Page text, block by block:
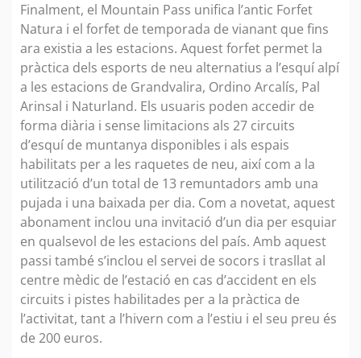
Finalment, el Mountain Pass unifica l’antic Forfet
Natura i el forfet de temporada de vianant que fins
ara existia a les estacions. Aquest forfet permet la
pràctica dels esports de neu alternatius a l’esquí alpí
a les estacions de Grandvalira, Ordino Arcalís, Pal
Arinsal i Naturland. Els usuaris poden accedir de
forma diària i sense limitacions als 27 circuits
d’esquí de muntanya disponibles i als espais
habilitats per a les raquetes de neu, així com a la
utilització d’un total de 13 remuntadors amb una
pujada i una baixada per dia. Com a novetat, aquest
abonament inclou una invitació d’un dia per esquiar
en qualsevol de les estacions del país. Amb aquest
passi també s’inclou el servei de socors i trasllat al
centre mèdic de l’estació en cas d’accident en els
circuits i pistes habilitades per a la pràctica de
l’activitat, tant a l’hivern com a l’estiu i el seu preu és
de 200 euros.